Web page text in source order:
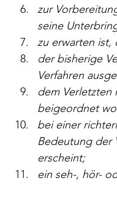
zur
seine
zu erwarten ist,
der bisherige
Verfahren
dem Verletzten
beigeordnet
bei einer
Bedeutung der
erscheint;
ein seh-, hör-